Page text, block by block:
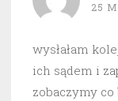
25
wysłałam
ich sądem i
zobaczymy co